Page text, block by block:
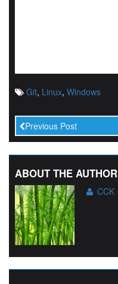
Git, Linux, Windows
Previous Post
ABOUT THE AUTHOR
CCK